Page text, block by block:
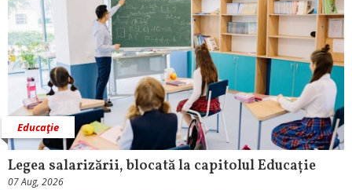
Educaţie
Legea salarizării, blocată la capitolul Educație
07 Aug, 2026